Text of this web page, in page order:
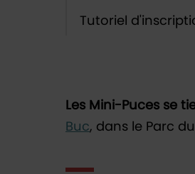
Tutoriel
Les Mini-Puces se
Buc, dans le Parc